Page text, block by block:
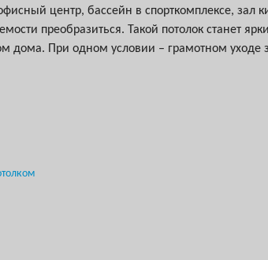
центр, бассейн в спорткомплексе, зал
преобразиться. Такой потолок станет
дома. При одном условии – грамотном